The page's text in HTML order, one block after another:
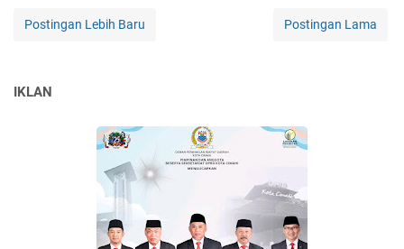
Postingan Lebih Baru Postingan Lama
IKLAN